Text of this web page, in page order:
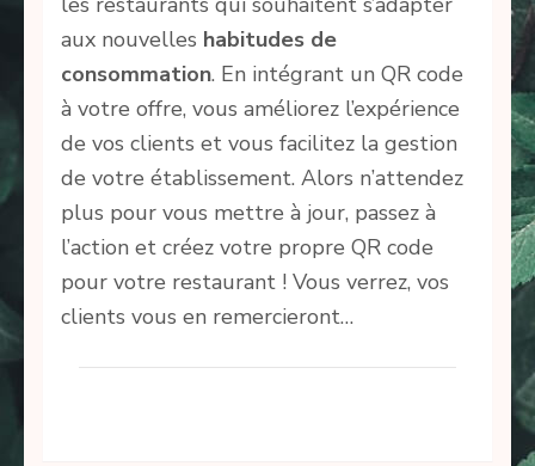
aux nouvelles habitudes de
consommation. En intégrant un QR code
à votre offre, vous améliorez l’expérience
de vos clients et vous facilitez la gestion
de votre établissement. Alors n’attendez
plus pour vous mettre à jour, passez à
l’action et créez votre propre QR code
pour votre restaurant ! Vous verrez, vos
clients vous en remercieront…